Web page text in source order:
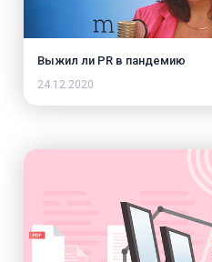
Выжил ли PR в пандемию
24.12.2020